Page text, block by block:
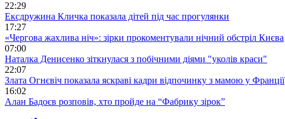
22:29
Ексдружина Кличка показала дітей під час прогулянки
17:27
«Чергова жахлива ніч»: зірки прокоментували нічний обстріл Києва
07:00
Наталка Денисенко зіткнулася з побічними діями "уколів краси"
22:07
Злата Огнєвіч показала яскраві кадри відпочинку з мамою у Франції
16:02
Алан Бадоєв розповів, хто пройде на “Фабрику зірок”